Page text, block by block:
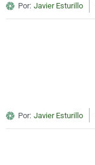
Por: Javier Esturillo
Por: Javier Esturillo